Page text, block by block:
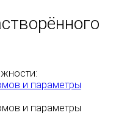
и параметры
и параметры